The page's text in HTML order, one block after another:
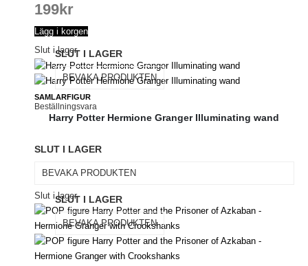
199kr
Lägg i korgen
Slut i lager
SAMLARFIGUR
Beställningsvara
SLUT I LAGER
BEVAKA PRODUKTEN
Harry Potter Hermione Granger Illuminating wand
SLUT I LAGER
BEVAKA PRODUKTEN
Slut i lagerSLUT I LAGER
BEVAKA PRODUKTEN